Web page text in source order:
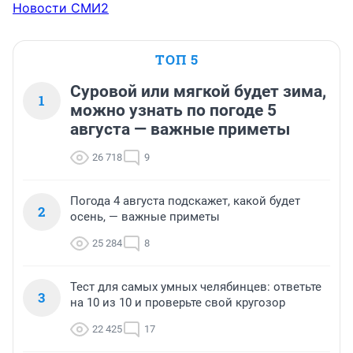
Новости СМИ2
ТОП 5
1
Суровой или мягкой будет зима,
можно узнать по погоде 5
августа — важные приметы
26 718 9
2
Погода 4 августа подскажет, какой будет
осень, — важные приметы
25 284 8
3
Тест для самых умных челябинцев: ответьте
на 10 из 10 и проверьте свой кругозор
22 425 17